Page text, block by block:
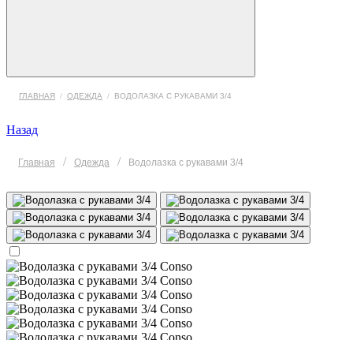
ГЛАВНАЯ / ОДЕЖДА / ВОДОЛАЗКА С РУКАВАМИ 3/4
Назад
Главная / Одежда / Водолазка с рукавами 3/4